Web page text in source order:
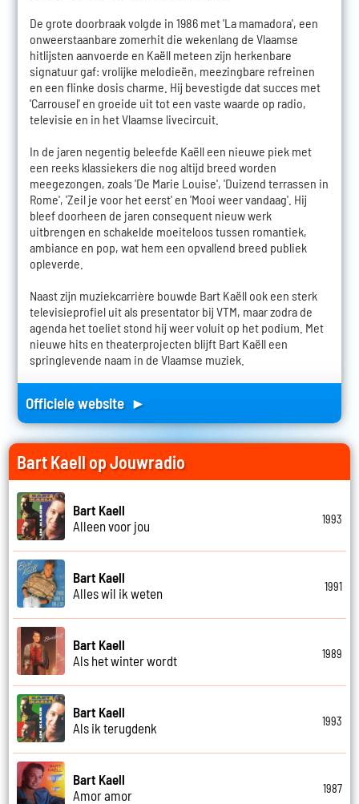
De grote doorbraak volgde in 1986 met 'La mamadora', een
onweerstaanbare zomerhit die wekenlang de Vlaamse
hitlijsten aanvoerde en Kaëll meteen zijn herkenbare
signatuur gaf: vrolijke melodieën, meezingbare refreinen
en een flinke dosis charme. Hij bevestigde dat succes met
'Carrousel' en groeide uit tot een vaste waarde op radio,
televisie en in het Vlaamse livecircuit.
In de jaren negentig beleefde Kaëll een nieuwe piek met
een reeks klassiekers die nog altijd breed worden
meegezongen, zoals 'De Marie Louise', 'Duizend terrassen in
Rome', 'Zeil je voor het eerst' en 'Mooi weer vandaag'. Hij
bleef doorheen de jaren consequent nieuw werk
uitbrengen en schakelde moeiteloos tussen romantiek,
ambiance en pop, wat hem een opvallend breed publiek
opleverde.
Naast zijn muziekcarrière bouwde Bart Kaëll ook een sterk
televisieprofiel uit als presentator bij VTM, maar zodra de
agenda het toeliet stond hij weer voluit op het podium. Met
nieuwe hits en theaterprojecten blijft Bart Kaëll een
springlevende naam in de Vlaamse muziek.
Officiele website ►
Bart Kaell op Jouwradio
Bart Kaell
Alleen voor jou
1993
Bart Kaell
Alles wil ik weten
1991
Bart Kaell
Als het winter wordt
1989
Bart Kaell
Als ik terugdenk
1993
Bart Kaell
Amor amor
1987